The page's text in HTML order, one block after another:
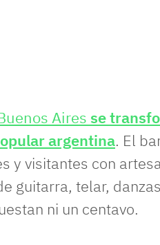
Aires se
argentina. El
y visitantes con
guitarra, telar,
ni un centavo.